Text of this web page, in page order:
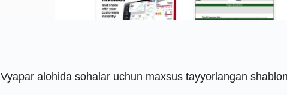
Vyapar alohida sohalar uchun maxsus tayyorlangan